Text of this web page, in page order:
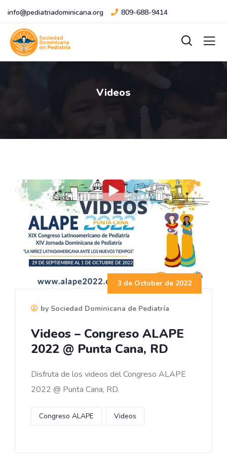
info@pediatriadominicana.org 809-688-9414
Videos
3 de October de 2022
by Sociedad Dominicana de Pediatría
Videos – Congreso ALAPE
2022 @ Punta Cana, RD
Disfruta de los videos del Congreso ALAPE
2022 @ Punta Cana, RD.
Congreso ALAPE Videos